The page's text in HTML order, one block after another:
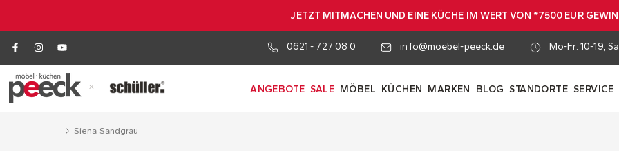
JETZT MITMACHEN UND EINE KÜCHE IM WERT VON *7500 EUR
0621 - 727 08 0 info@moebel-peeck.de Mo-Fr: 10-19,
× ANGEBOTE SALE MÖBEL KÜCHEN MARKEN BLOG STANDORTE SERVICE
Siena Sandgrau